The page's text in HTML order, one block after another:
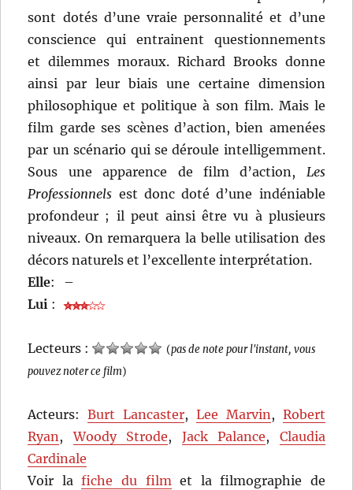
sont dotés d’une vraie personnalité et d’une
conscience qui entrainent questionnements
et dilemmes moraux. Richard Brooks donne
ainsi par leur biais une certaine dimension
philosophique et politique à son film. Mais le
film garde ses scènes d’action, bien amenées
par un scénario qui se déroule intelligemment.
Sous une apparence de film d’action, Les
Professionnels est donc doté d’une indéniable
profondeur ; il peut ainsi être vu à plusieurs
niveaux. On remarquera la belle utilisation des
décors naturels et l’excellente interprétation.
Elle:
–
Lui :
Lecteurs : (pas de note pour l'instant, vous
pouvez noter ce film)
Acteurs:Burt Lancaster, Lee Marvin, Robert
Ryan,Woody Strode, Jack Palance, Claudia
Cardinale
Voir lafiche du filmet la filmographie de